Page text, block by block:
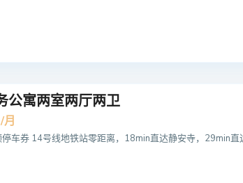
公寓两室两厅两卫
/月
车券 14号线地铁站零距离，18min直达静安寺，29min